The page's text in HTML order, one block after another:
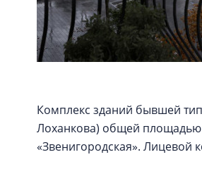
Комплекс зданий бывшей
Лоханкова) общей площадью
«Звенигородская». Лицевой